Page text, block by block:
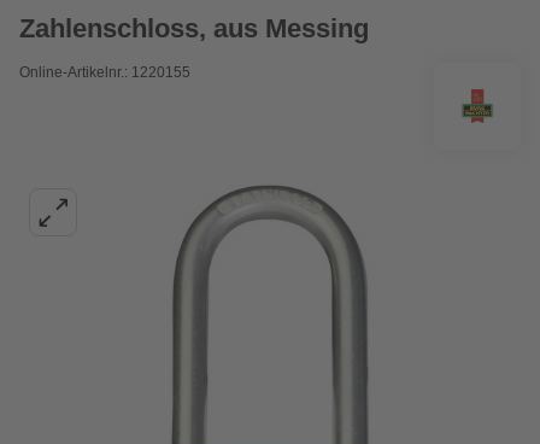
Zahlenschloss, aus Messing
Online-Artikelnr.: 1220155